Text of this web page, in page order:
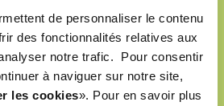
de personnaliser le contenu
des fonctionnalités relatives aux
notre trafic. Pour consentir
à naviguer sur notre site,
les cookies». Pour en savoir plus